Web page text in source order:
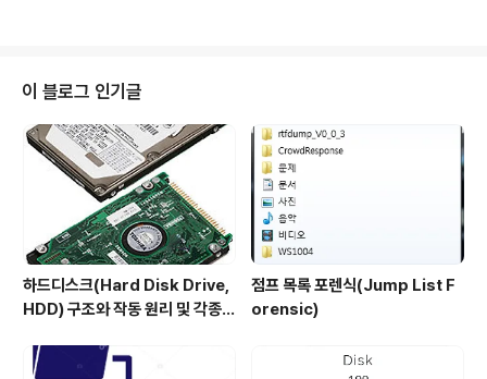
이 블로그 인기글
하드디스크(Hard Disk Drive,
HDD) 구조와 작동 원리 및 각종
점프 목록 포렌식(Jump List F
orensic)